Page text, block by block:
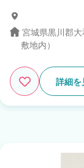
宮城県黒川郡
敷地内）
詳細を